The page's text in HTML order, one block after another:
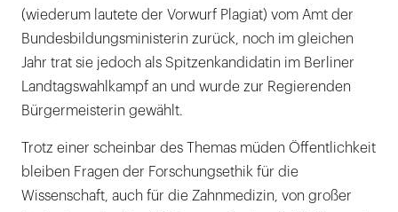
(wiederum lautete der Vorwurf Plagiat) vom Amt der
Bundesbildungsministerin zurück, noch im gleichen
Jahr trat sie jedoch als Spitzenkandidatin im Berliner
Landtagswahlkampf an und wurde zur Regierenden
Bürgermeisterin gewählt.
Trotz einer scheinbar des Themas müden Öffentlichkeit
bleiben Fragen der Forschungsethik für die
Wissenschaft, auch für die Zahnmedizin, von großer